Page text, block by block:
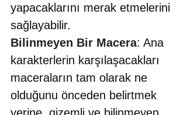
yapacaklarını merak etmelerini
sağlayabilir.
Bilinmeyen Bir Macera: Ana
karakterlerin karşılaşacakları
maceraların tam olarak ne
olduğunu önceden belirtmek